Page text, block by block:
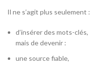
Il ne s’agit plus seulement :
d’insérer des mots-clés,
mais de devenir :
une source fiable,